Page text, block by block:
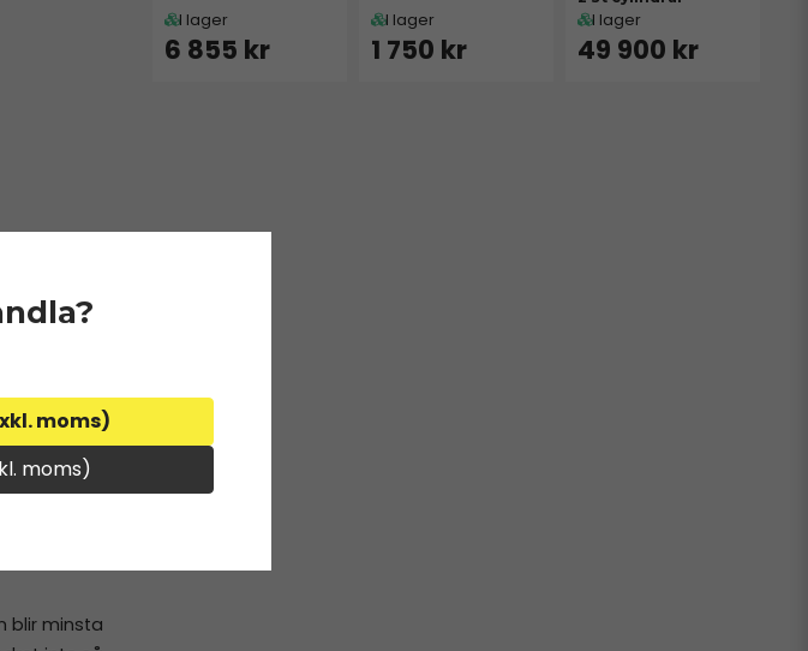
grövre
större,
av
oftare
ska
som Y-
blir minsta
I lager
6 855 kr
I lager
1 750 kr
I lager
49 900 kr
moms)
moms)